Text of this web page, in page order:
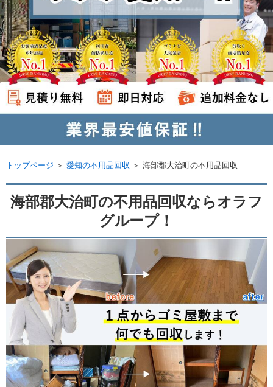
トップページ ＞ 愛知の不用品回収 ＞ 海部郡大治町の不用品回収
海部郡大治町の不用品回収ならオラフ
グループ！